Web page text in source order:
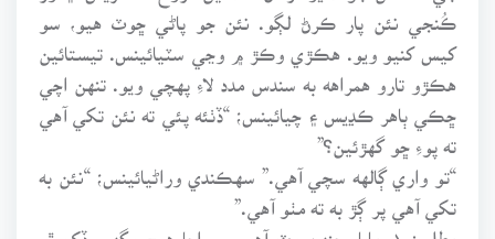
ڪُنجي نئن پار ڪرڻ لڳو. نئن جو پاڻي ڇوٽ هيو، سو
کيس کنيو ويو. هڪڙي وڪڙ ۾ وڃي سٽيائينس. تيستائين
هڪڙو تارو همراهه به سندس مدد لاءِ پهچي ويو. تنهن اچي
ڇڪي ٻاهر ڪڍيس ۽ چيائينس؛ “ڏٺئه پئي ته نئن تکي آهي
ته پوءِ ڇو گهڙئين؟”
“تو واري ڳالهه سچي آهي.” سهڪندي وراڻيائينس؛ “نئن به
تکي آهي پر ڳڙ به ته مٺو آهي.”
مطلب: ۱. مايا، جنهن وٽ آهي سو اڃا هٻڇ وگهي ڏک ٿو